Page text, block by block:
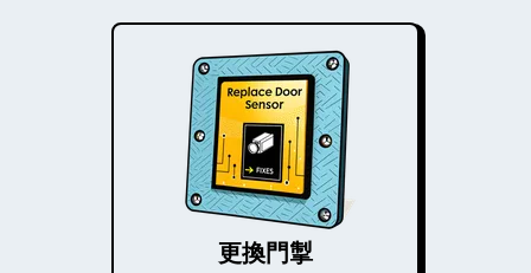
更換門掣